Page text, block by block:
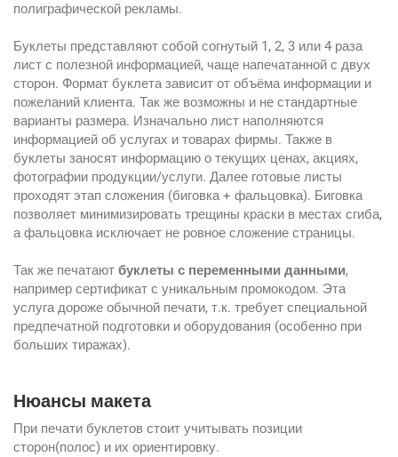
полиграфической рекламы.
Буклеты представляют собой согнутый 1, 2, 3 или 4 раза
лист с полезной информацией, чаще напечатанной с двух
сторон. Формат буклета зависит от объёма информации и
пожеланий клиента. Так же возможны и не стандартные
варианты размера. Изначально лист наполняются
информацией об услугах и товарах фирмы. Также в
буклеты заносят информацию о текущих ценах, акциях,
фотографии продукции/услуги. Далее готовые листы
проходят этап сложения (биговка + фальцовка). Биговка
позволяет минимизировать трещины краски в местах сгиба,
а фальцовка исключает не ровное сложение страницы.
Так же печатают буклеты с переменными данными,
например сертификат с уникальным промокодом. Эта
услуга дороже обычной печати, т.к. требует специальной
предпечатной подготовки и оборудования (особенно при
больших тиражах).
Нюансы макета
При печати буклетов стоит учитывать позиции
сторон(полос) и их ориентировку.